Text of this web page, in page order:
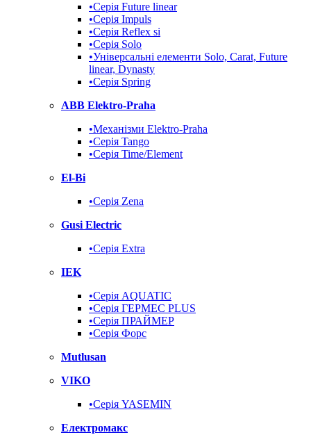
•Серія Future linear
•Серія Impuls
•Серія Reflex si
•Серія Solo
•Універсальні елементи Solo, Carat, Future
linear, Dynasty
•Серія Spring
ABB Elektro-Praha
•Механізми Elektro-Praha
•Серія Tango
•Серія Time/Element
El-Bi
•Серія Zena
Gusi Electric
•Серія Extra
IEK
•Серія AQUATIC
•Серія ГЕРМЕС PLUS
•Серія ПРАЙМЕР
•Серія Форс
Mutlusan
VIKO
•Серія YASEMIN
Електромакс